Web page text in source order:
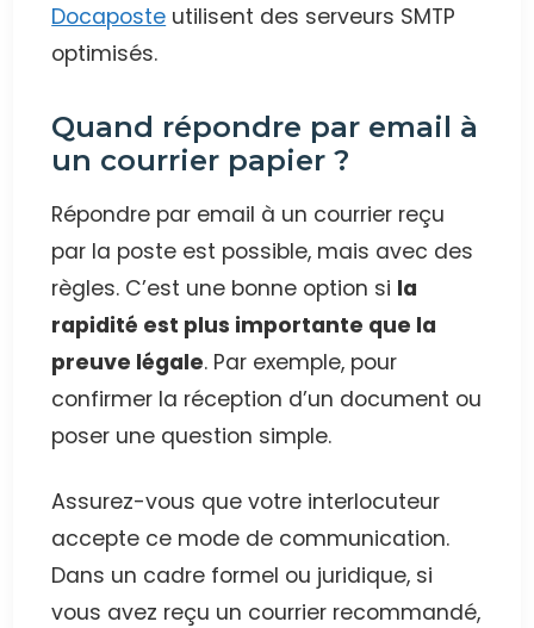
Docaposte utilisent des serveurs SMTP
optimisés.
Quand répondre par email à
un courrier papier ?
Répondre par email à un courrier reçu
par la poste est possible, mais avec des
règles. C’est une bonne option si la
rapidité est plus importante que la
preuve légale. Par exemple, pour
confirmer la réception d’un document ou
poser une question simple.
Assurez-vous que votre interlocuteur
accepte ce mode de communication.
Dans un cadre formel ou juridique, si
vous avez reçu un courrier recommandé,